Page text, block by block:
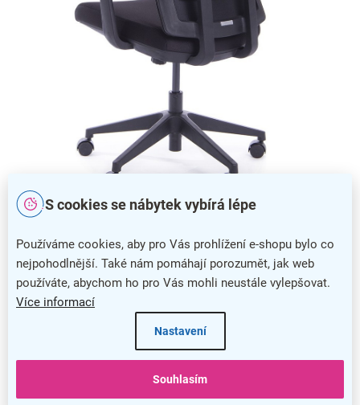
S cookies se nábytek vybírá lépe
Používáme cookies, aby pro Vás prohlížení e-shopu bylo co
nejpohodlnější. Také nám pomáhají porozumět, jak web
používáte, abychom ho pro Vás mohli neustále vylepšovat.
Více informací
Nastavení
Souhlasím
Tuhost houpání si nastavíte pomocí páčky pod sedákem židle
Výbava židle